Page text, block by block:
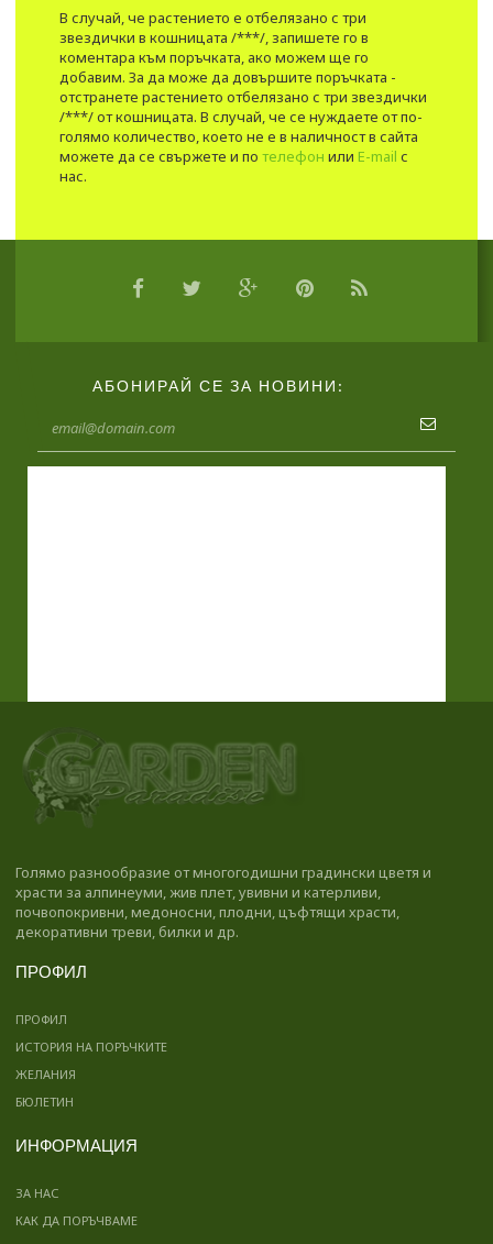
В случай, че растението е отбелязано с три
звездички в кошницата /***/, запишете го в
коментара към поръчката, ако можем ще го
добавим. За да може да довършите поръчката -
отстранете растението отбелязано с три звездички
/***/ от кошницата. В случай, че се нуждаете от по-
голямо количество, което не е в наличност в сайта
можете да се свържете и по телефон или E-mail с
нас.
АБОНИРАЙ СЕ ЗА НОВИНИ:
Голямо разнообразие от многогодишни градински цветя и
храсти за алпинеуми, жив плет, увивни и катерливи,
почвопокривни, медоносни, плодни, цъфтящи храсти,
декоративни треви, билки и др.
ПРОФИЛ
ПРОФИЛ
ИСТОРИЯ НА ПОРЪЧКИТЕ
ЖЕЛАНИЯ
БЮЛЕТИН
ИНФОРМАЦИЯ
ЗА НАС
КАК ДА ПОРЪЧВАМЕ